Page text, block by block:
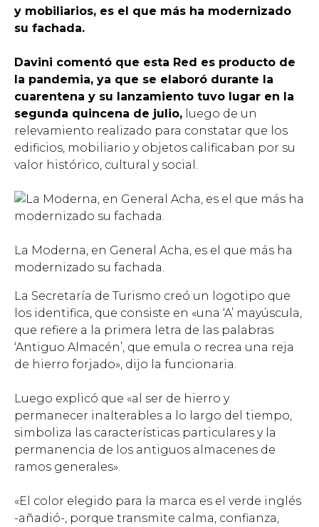
y mobiliarios, es el que más ha modernizado
su fachada.
Davini comentó que esta Red es producto de
la pandemia, ya que se elaboró durante la
cuarentena y su lanzamiento tuvo lugar en la
segunda quincena de julio, luego de un
relevamiento realizado para constatar que los
edificios, mobiliario y objetos calificaban por su
valor histórico, cultural y social.
La Moderna, en General Acha, es el que más ha
modernizado su fachada.
La Secretaría de Turismo creó un logotipo que
los identifica, que consiste en «una ‘A’ mayúscula,
que refiere a la primera letra de las palabras
‘Antiguo Almacén’, que emula o recrea una reja
de hierro forjado», dijo la funcionaria.
Luego explicó que «al ser de hierro y
permanecer inalterables a lo largo del tiempo,
simboliza las características particulares y la
permanencia de los antiguos almacenes de
ramos generales».
«El color elegido para la marca es el verde inglés
-añadió-, porque transmite calma, confianza,